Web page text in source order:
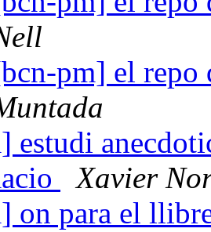
pm] el repo
estudi
Xavier
on para el